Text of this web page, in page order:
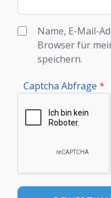
Name, E-Mail-
Browser für
speichern.
Captcha Abfrage *